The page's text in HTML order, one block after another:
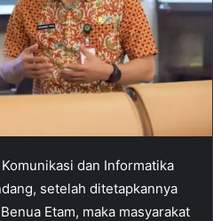
dan Informatika
setelah ditetapkannya
Etam, maka masyarakat